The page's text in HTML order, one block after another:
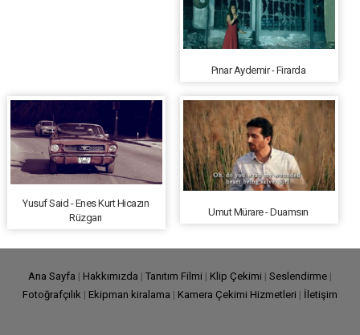
Pınar Aydemir - Firarda
Yusuf Said - Enes Kurt Hicazın
Rüzgarı
Umut Mürare - Duamsın
Ana Sayfa | Hakkımızda | Tanıtım Filmi | Klip Çekimi | Seslendirme |
Fotoğrafçılık | Ekipman kiralama | Kamera Çekimi Hizmetleri | İletişim